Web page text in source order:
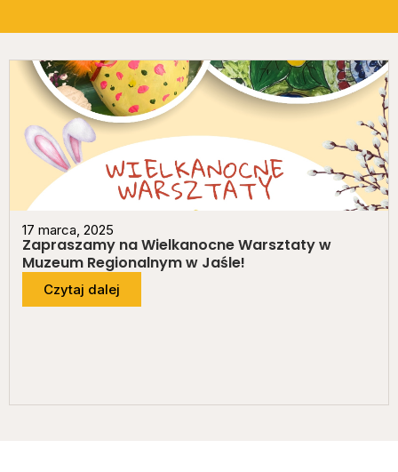
17 marca, 2025
Zapraszamy na Wielkanocne Warsztaty w
Muzeum Regionalnym w Jaśle!
Czytaj dalej